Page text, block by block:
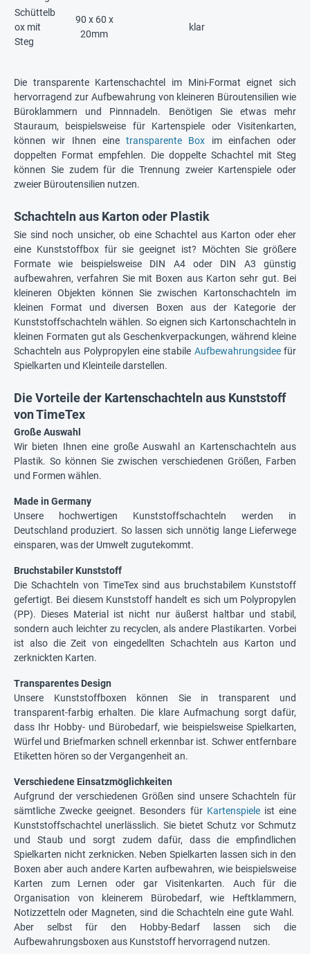
Schüttelb
ox mit
Steg
90 x 60 x
20mm
klar
Die transparente Kartenschachtel im Mini-Format eignet sich
hervorragend zur Aufbewahrung von kleineren Büroutensilien wie
Büroklammern und Pinnnadeln. Benötigen Sie etwas mehr
Stauraum, beispielsweise für Kartenspiele oder Visitenkarten,
können wir Ihnen eine transparente Box im einfachen oder
doppelten Format empfehlen. Die doppelte Schachtel mit Steg
können Sie zudem für die Trennung zweier Kartenspiele oder
zweier Büroutensilien nutzen.
Schachteln aus Karton oder Plastik
Sie sind noch unsicher, ob eine Schachtel aus Karton oder eher
eine Kunststoffbox für sie geeignet ist? Möchten Sie größere
Formate wie beispielsweise DIN A4 oder DIN A3 günstig
aufbewahren, verfahren Sie mit Boxen aus Karton sehr gut. Bei
kleineren Objekten können Sie zwischen Kartonschachteln im
kleinen Format und diversen Boxen aus der Kategorie der
Kunststoffschachteln wählen. So eignen sich Kartonschachteln in
kleinen Formaten gut als Geschenkverpackungen, während kleine
Schachteln aus Polypropylen eine stabile Aufbewahrungsideefür
Spielkarten und Kleinteile darstellen.
Die Vorteile der Kartenschachteln aus Kunststoff
von TimeTex
Große Auswahl
Wir bieten Ihnen eine große Auswahl an Kartenschachteln aus
Plastik. So können Sie zwischen verschiedenen Größen, Farben
und Formen wählen.
Made in Germany
Unsere hochwertigen Kunststoffschachteln werden in
Deutschland produziert. So lassen sich unnötig lange Lieferwege
einsparen, was der Umwelt zugutekommt.
Bruchstabiler Kunststoff
Die Schachteln von TimeTex sind aus bruchstabilem Kunststoff
gefertigt. Bei diesem Kunststoff handelt es sich um Polypropylen
(PP). Dieses Material ist nicht nur äußerst haltbar und stabil,
sondern auch leichter zu recyclen, als andere Plastikarten. Vorbei
ist also die Zeit von eingedellten Schachteln aus Karton und
zerknickten Karten.
Transparentes Design
Unsere Kunststoffboxen können Sie in transparent und
transparent-farbig erhalten. Die klare Aufmachung sorgt dafür,
dass Ihr Hobby- und Bürobedarf, wie beispielsweise Spielkarten,
Würfel und Briefmarken schnell erkennbar ist. Schwer entfernbare
Etiketten hören so der Vergangenheit an.
Verschiedene Einsatzmöglichkeiten
Aufgrund der verschiedenen Größen sind unsere Schachteln für
sämtliche Zwecke geeignet. Besonders für Kartenspieleist eine
Kunststoffschachtel unerlässlich. Sie bietet Schutz vor Schmutz
und Staub und sorgt zudem dafür, dass die empfindlichen
Spielkarten nicht zerknicken. Neben Spielkarten lassen sich in den
Boxen aber auch andere Karten aufbewahren, wie beispielsweise
Karten zum Lernen oder gar Visitenkarten. Auch für die
Organisation von kleinerem Bürobedarf, wie Heftklammern,
Notizzetteln oder Magneten, sind die Schachteln eine gute Wahl.
Aber selbst für den Hobby-Bedarf lassen sich die
Aufbewahrungsboxen aus Kunststoff hervorragend nutzen.